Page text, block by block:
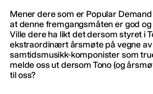
Mener dere som er Popular
at denne fremgangsmåten er god
Ville dere ha likt det dersom styret i
ekstraordinært årsmøte på vegne av
samtidsmusikk-komponister som
melde oss ut dersom Tono (og
til oss?